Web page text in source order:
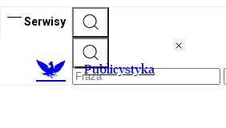
Serwisy
Publicystyka